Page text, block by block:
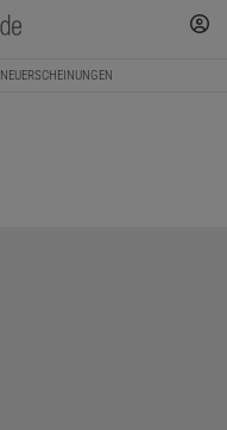
NEUERSCHEINUNGEN